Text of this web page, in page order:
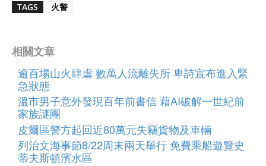
TAGS 火警
相關文章
逾百場山火肆虐 數萬人流離失所 卑詩宣布進入緊
急狀態
溫市男子意外發現百年前書信 藉AI破解一世紀前
家族謎團
皮爾區警方起回近80萬元失竊貨物及車輛
列治文海事節8/22周末兩天舉行 免費乘船遊覽史
蒂夫斯頓濱水區